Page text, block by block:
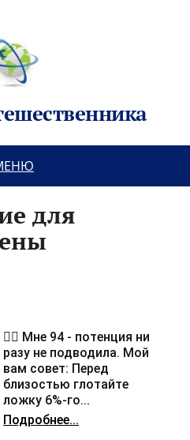
для
❤️‍🔥 Мне 94 - потенция ни
разу не подводила. Мой
вам совет: Перед
близостью глотайте
ложку 6%-го...
Подробнее...